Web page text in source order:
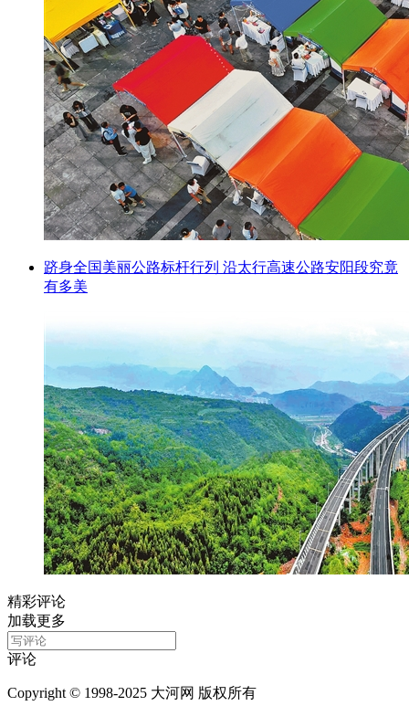
跻身全国美丽公路标杆行列 沿太行高速公路安阳段究竟
有多美
精彩评论
加载更多
评论
Copyright © 1998-2025 大河网 版权所有